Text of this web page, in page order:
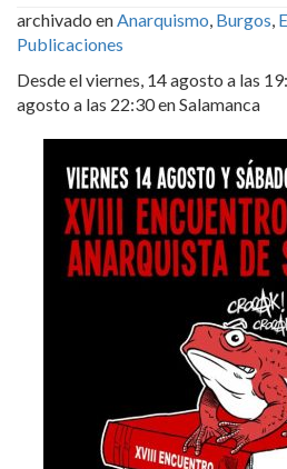
archivado enAnarquismo, Burgos,
Publicaciones
Desde el viernes, 14 agosto a las
agosto a las 22:30 en Salamanca